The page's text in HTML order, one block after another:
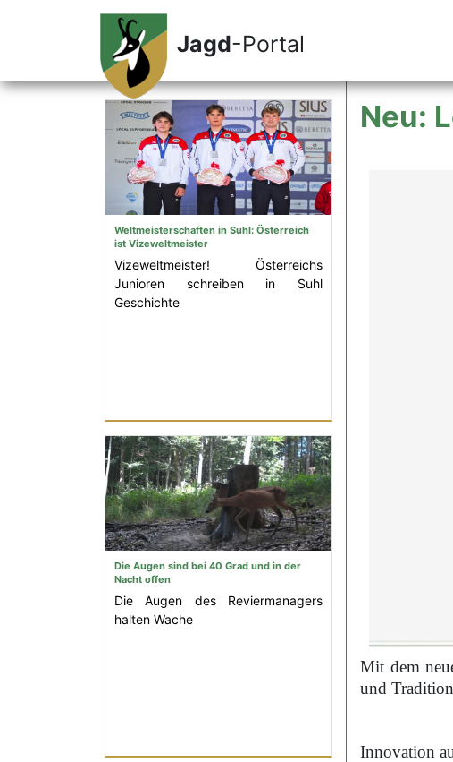
Jagd-Portal
Weltmeisterschaften in Suhl: Österreich
ist Vizeweltmeister
Vizeweltmeister! Österreichs
Junioren schreiben in Suhl
Geschichte
Die Augen sind bei 40 Grad und in der
Nacht offen
Die Augen des Reviermanagers
halten Wache
Neu:
Mit dem
und
Innovation